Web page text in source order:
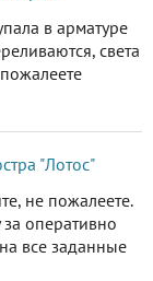
в арматуре
света
"Лотос"
не пожалеете.
за оперативно
все заданные